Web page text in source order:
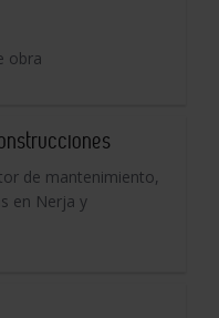
obra
de mantenimiento,
en Nerja y